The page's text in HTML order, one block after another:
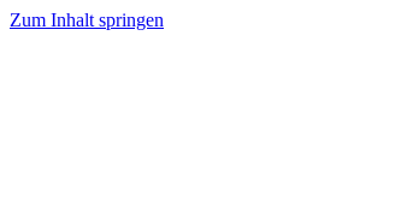
Zum Inhalt springen